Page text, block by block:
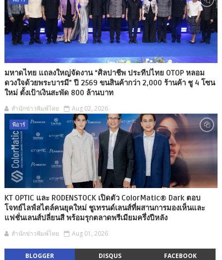
มหาดไทย แถลงใหญ่จัดงาน “ศิลปาชีพ ประทีปไทย OTOP หลอม
ดวงใจด้วยพระบารมี” ปี 2569 ขนสินค้ากว่า 2,000 ร้านค้า ชู 4 โซน
ใหม่ ตั้งเป้าเงินสะพัด 800 ล้านบาท
สำนักข่าวพิมพ์ไทย Aug 02, 2026
พีอาร์
KT OPTIC และ RODENSTOCK เปิดตัว ColorMatic® Dark ตอบ
โจทย์ไลฟ์สไตล์คนยุคใหม่ ชูเทรนด์เลนส์ที่ผสานการมองเห็นและ
แฟชั่นเลนส์ปลี่ยนสี พร้อมรุกตลาดพรีเมียมครึ่งปีหลัง
สำนักข่าวพิมพ์ไทย Aug 01, 2026
BLOGGER DISQUS FACEBOOK